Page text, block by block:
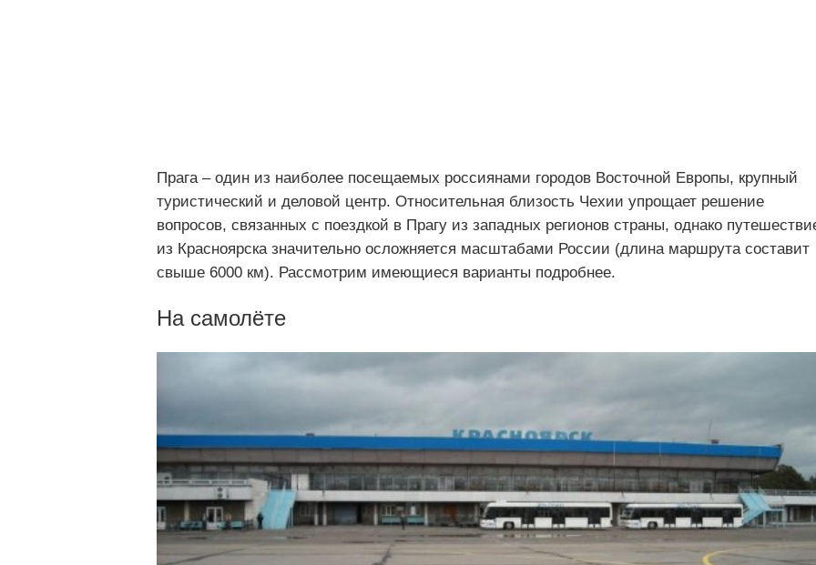
Прага – один из наиболее посещаемых россиянами городов Восточной Европы, крупный
туристический и деловой центр. Относительная близость Чехии упрощает решение
вопросов, связанных с поездкой в Прагу из западных регионов страны, однако
из Красноярска значительно осложняется масштабами России (длина маршрута составит
свыше 6000 км). Рассмотрим имеющиеся варианты подробнее.
На самолёте